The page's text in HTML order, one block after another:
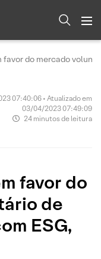
favor do mercado
07:40:06 • Atualizado em
03/04/2023 07:49:09
24 minutos de leitura
favor do
de
ESG,